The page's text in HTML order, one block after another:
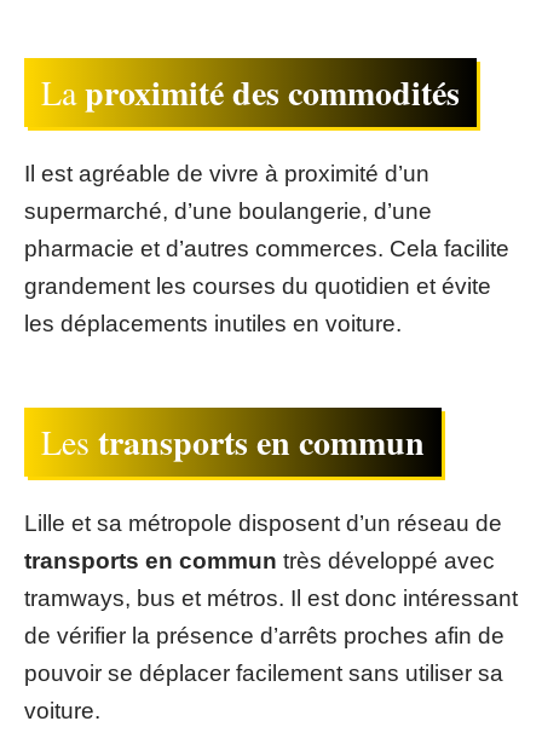
Laproximité des commodités
Il est agréable de vivre à proximité d’un
supermarché, d’une boulangerie, d’une
pharmacie et d’autres commerces. Cela facilite
grandement les courses du quotidien et évite
les déplacements inutiles en voiture.
Les transports en commun
Lille et sa métropole disposent d’un réseau de
transports en commun très développé avec
tramways, bus et métros. Il est donc intéressant
de vérifier la présence d’arrêts proches afin de
pouvoir se déplacer facilement sans utiliser sa
voiture.